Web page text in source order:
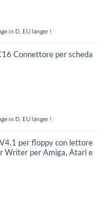
in D, EU länger !
Connettore per scheda
in D, EU länger !
per floppy con lettore
Writer per Amiga, Atari e